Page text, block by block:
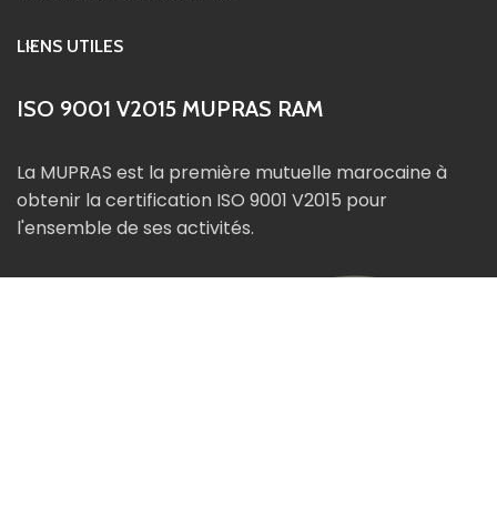
LIENS UTILES
ISO 9001 V2015 MUPRAS RAM
La MUPRAS est la première mutuelle marocaine à
obtenir la certification ISO 9001 V2015 pour
l'ensemble de ses activités.